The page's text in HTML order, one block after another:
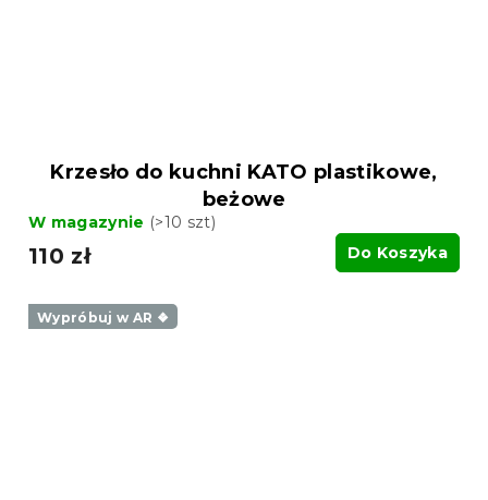
Krzesło do kuchni KATO plastikowe,
beżowe
W magazynie (>10 szt)
110 zł Do Koszyka
Wypróbuj w AR ❖